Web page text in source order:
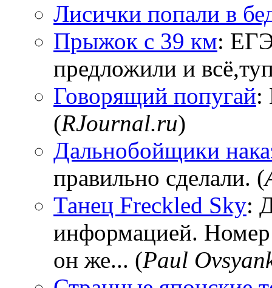
Лисички попали в
Прыжок с 39 км:
предложили и
Говорящий попугай:
(RJournal.ru)
Дальнобойщики
правильно сделали. (
Танец Freckled Sky:
информацией.
он же... (Paul